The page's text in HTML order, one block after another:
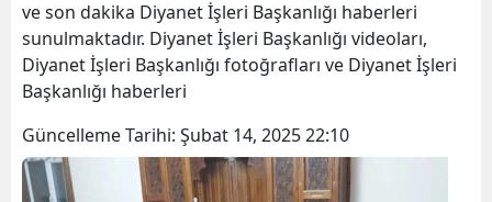
ve son dakika Diyanet İşleri Başkanlığı haberleri
sunulmaktadır. Diyanet İşleri Başkanlığı videoları,
Diyanet İşleri Başkanlığı fotoğrafları ve Diyanet İşleri
Başkanlığı haberleri
Güncelleme Tarihi: Şubat 14, 2025 22:10